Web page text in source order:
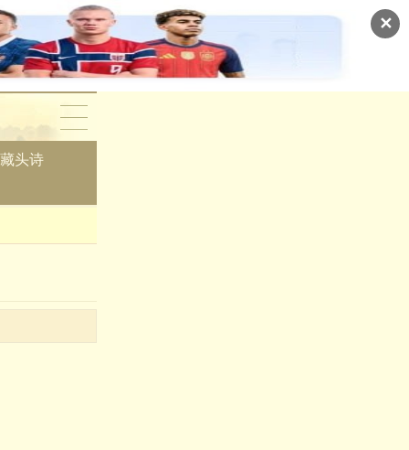
✕
藏头诗